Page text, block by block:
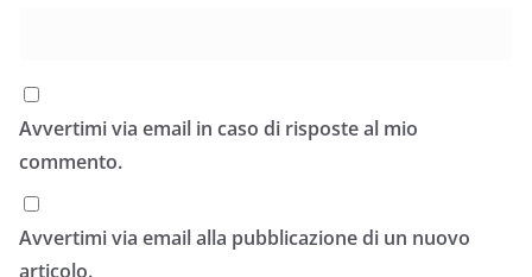
Avvertimi via email in caso di risposte al mio
commento.
Avvertimi via email alla pubblicazione di un nuovo
articolo.